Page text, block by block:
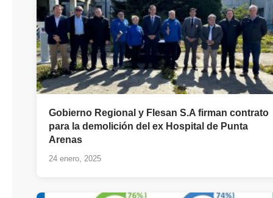
Gobierno Regional y Flesan S.A firman contrato
para la demolición del ex Hospital de Punta
Arenas
24 enero, 2025